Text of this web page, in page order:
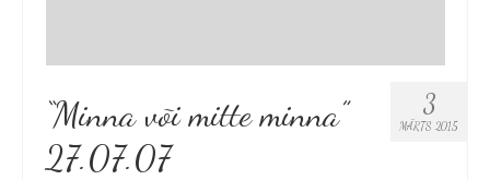
3
MÄRTS 2015
“Minna või mitte minna”
27.07.07